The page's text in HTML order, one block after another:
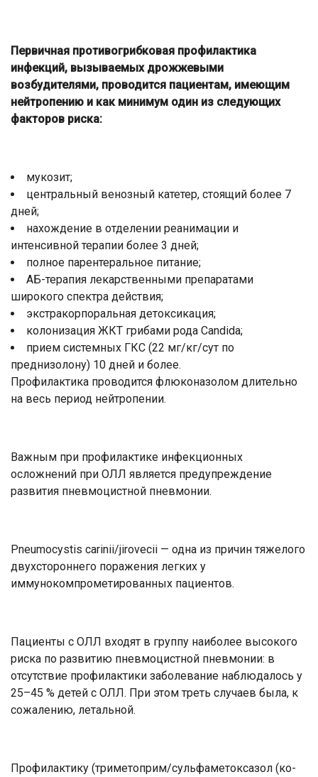
Первичная противогрибковая профилактика
инфекций, вызываемых дрожжевыми
возбудителями, проводится пациентам, имеющим
нейтропению и как минимум один из следующих
факторов риска:
мукозит;
центральный венозный катетер, стоящий более 7
дней;
нахождение в отделении реанимации и
интенсивной терапии более 3 дней;
полное парентеральное питание;
АБ-терапия лекарственными препаратами
широкого спектра действия;
экстракорпоральная детоксикация;
колонизация ЖКТ грибами рода Candida;
прием системных ГКС (22 мг/кг/сут по
преднизолону) 10 дней и более.
Профилактика проводится флюконазолом длительно
на весь период нейтропении.
Важным при профилактике инфекционных
осложнений при ОЛЛ является предупреждение
развития пневмоцистной пневмонии.
Pneumocystis carinii/jirovecii — одна из причин тяжелого
двухстороннего поражения легких у
иммунокомпрометированных пациентов.
Пациенты с ОЛЛ входят в группу наиболее высокого
риска по развитию пневмоцистной пневмонии: в
отсутствие профилактики заболевание наблюдалось у
25–45 % детей с ОЛЛ. При этом треть случаев была, к
сожалению, летальной.
Профилактику (триметоприм/сульфаметоксазол (ко-